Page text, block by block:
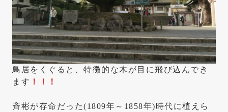
鳥居をくぐると、特徴的な木が目に飛び込んでき
ます ！！！
斉彬が存命だった(1809年～1858年)時代に植えら